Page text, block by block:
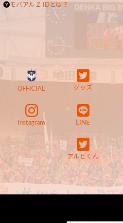
モバアルＺ IDとは？
OFFICIAL グッズ
Instagram LINE
アルビくん